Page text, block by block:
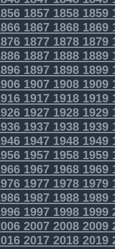
185718581859
186718681869
187718781879
188718881889
189718981899
190719081909
191719181919
192719281929
193719381939
194719481949
195719581959
196719681969
197719781979
198719881989
199719981999
200720082009
201720182019